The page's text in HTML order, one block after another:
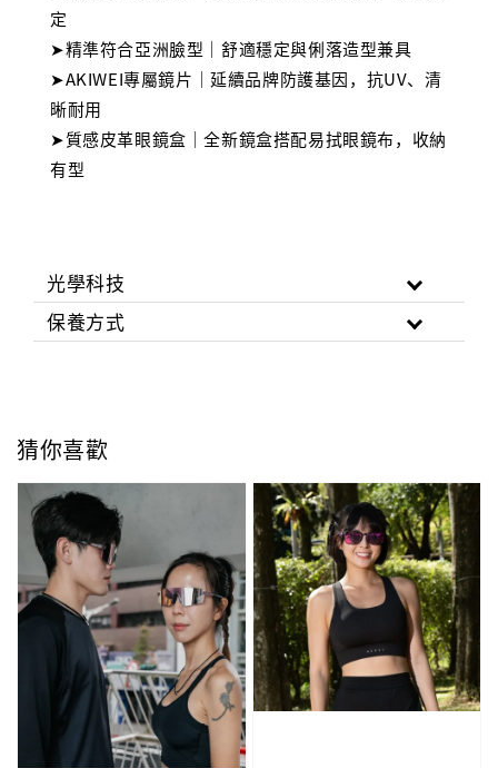
定
➤精準符合亞洲臉型｜舒適穩定與俐落造型兼具
➤AKIWEI專屬鏡片｜延續品牌防護基因，抗UV、清
晰耐用
➤質感皮革眼鏡盒｜全新鏡盒搭配易拭眼鏡布，收納
有型
光學科技
保養方式
猜你喜歡